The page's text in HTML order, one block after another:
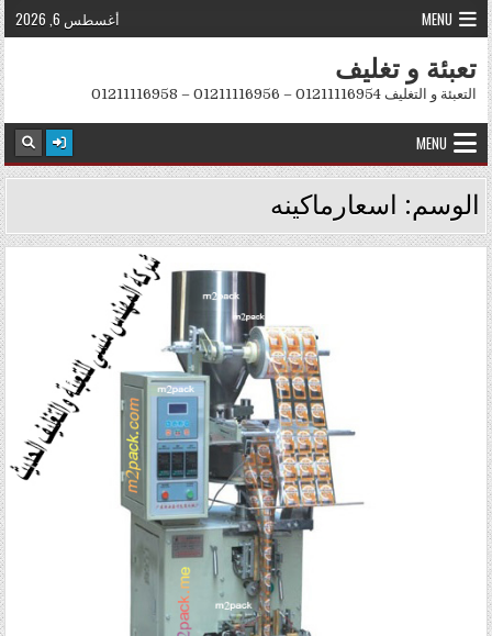
Skip to content
MENU أغسطس 6, 2026
تعبئة و تغليف
التعبئة و التغليف 01211116954 – 01211116956 – 01211116958
MENU
الوسم: اسعارماكينه